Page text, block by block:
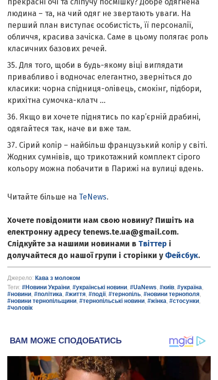
людина – та, на чий одяг не звертають уваги. На
перший план виступає особистість, її персоналії,
обличчя, красива зачіска. Саме в цьому полягає роль
класичних базових речей.
35. Для того, щоби в будь-якому віці виглядати
привабливо і водночас елегантно, зверніться до
класики: чорна спідниця-олівець, смокінг, підбори,
крихітна сумочка-клатч …
36. Якщо ви хочете піднятись по кар’єрній драбині,
одягайтеся так, наче ви вже там.
37. Сірий колір – найбільш французький колір у світі.
Жодних сумнівів, що трикотажний комплект сірого
кольору можна побачити в Парижі на вулиці вдень.
Читайте більше на TeNews.
Хочете повідомити нам свою новину? Пишіть на
електронну адресу tenews.te.ua@gmail.com.
Слідкуйте за нашими новинами в Твіттер і
долучайтеся до нашої групи і сторінки у Фейсбук.
Джерело: Кава з молоком
Теги: #Новини України, #українські новини, #UaNews, #київ, #україна,
#новини, #політика, #життя, #події, #тернопіль, #новини тернополя,
#новини тернопільщини, #тернопільські новини, #жінка, #стосунки,
#чоловік